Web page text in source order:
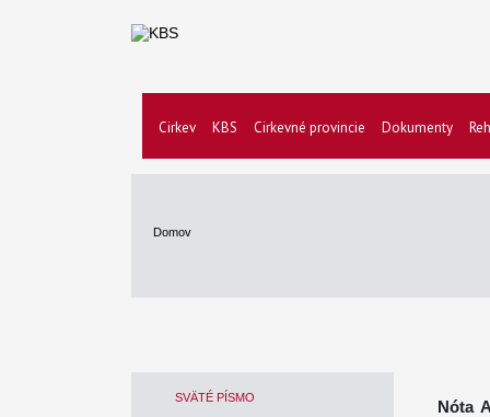
Cirkev KBS Cirkevné provincie Dokumenty
Domov
SVÄTÉ PÍSMO
Nóta